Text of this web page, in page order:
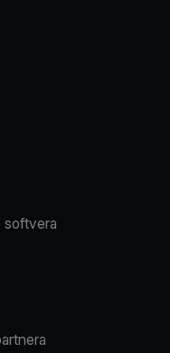
softvera